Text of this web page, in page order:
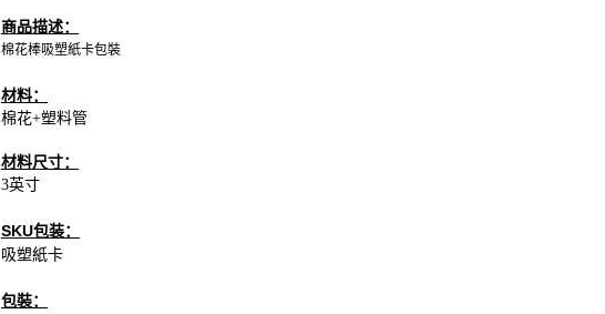
商品描述：
棉花棒吸塑紙卡包裝
材料：
棉花+塑料管
材料尺寸：
3英寸
SKU包装：
吸塑紙卡
包裝：